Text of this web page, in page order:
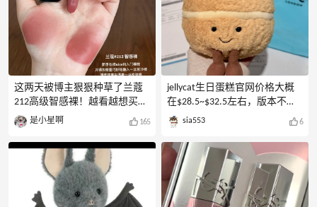
这两天被博主狠狠种草了兰蔻
212高级智感裸！越看越想买！
求问哪个网站可以海淘兰蔻212
新色？薄涂显松弛感，厚涂是
高级智性风，黄皮被戳中心巴
了，想蹲个好价入手！目前看
到LF、Selfridges、兰蔻英国官网
都有兰蔻，但是不知道哪个网
站海淘比较友好，求买过的姐
是小星啊 165
jellycat生日蛋糕官网价格大概
在$28.5~$32.5左右，版本不一
样价格也是不一样的姐妹们。
想要买的跟更划算可以试一下
这几个渠道：1.国内淘宝和京
东的百亿补贴。2.Selfridges官网
价格优势更大，算下来差不多
国内的6~7折，款式基本都有，
支持直邮中国，运费贵点适合
sia553 6